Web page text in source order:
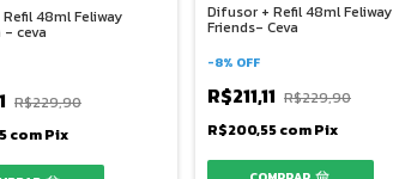
48ml Feliway
ceva
R$229,90
comPix
Difusor + Refil 48ml Feliway
Friends- Ceva
-8% OFF
R$211,11 R$229,90
R$200,55comPix